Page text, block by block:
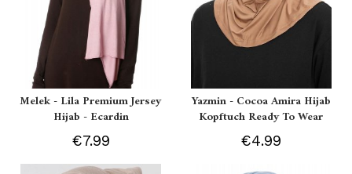
Melek - Lila Premium Jersey
Hijab - Ecardin
€7.99
Yazmin - Cocoa Amira Hijab
Kopftuch Ready To Wear
€4.99